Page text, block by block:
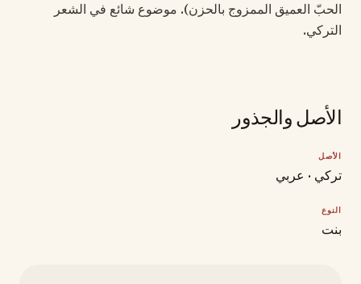
الحبّ العميق الممزوج بالحزن). موضوع شائع في الشعر
التركي.
الأصل والجذور
الأصل
تركي · عربي
النوع
بنت